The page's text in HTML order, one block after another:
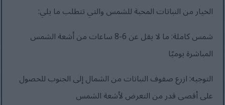
الخيار من النباتات المحبة للشمس والتي تتطلب ما يلي:
شمس كاملة: ما لا يقل عن 6-8 ساعات من أشعة الشمس
المباشرة يوميًا
التوجيه: ازرع صفوف النباتات من الشمال إلى الجنوب للحصول
على أقصى قدر من التعرض لأشعة الشمس